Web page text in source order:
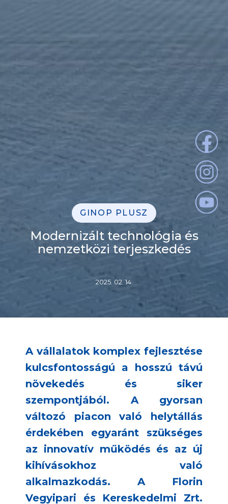
GINOP PLUSZ
Modernizált technológia és
nemzetközi terjeszkedés
2025. 02. 14.
A vállalatok komplex fejlesztése
kulcsfontosságú a hosszú távú
növekedés és siker
szempontjából. A gyorsan
változó piacon való helytállás
érdekében egyaránt szükséges
az innovatív működés és az új
kihívásokhoz való
alkalmazkodás. A Florin
Vegyipari és Kereskedelmi Zrt.